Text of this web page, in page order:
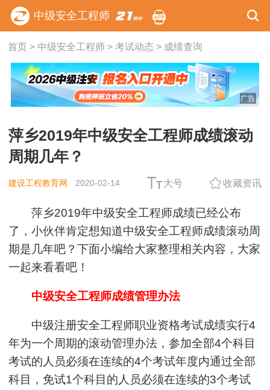
中级安全工程师
首页> 中级安全工程师> 考试动态 > 成绩查询
广告
萍乡2019年中级安全工程师成绩滚动
周期几年？
建设工程教育网 2020-02-14 大号 收藏资讯
萍乡2019年中级安全工程师成绩已经公布
了，小伙伴肯定想知道中级安全工程师成绩滚动周
期是几年吧？下面小编给大家整理相关内容，大家
一起来看看吧！
中级安全工程师成绩管理办法
中级注册安全工程师职业资格考试成绩实行4
年为一个周期的滚动管理办法，参加全部4个科目
考试的人员必须在连续的4个考试年度内通过全部
科目，免试1个科目的人员必须在连续的3个考试